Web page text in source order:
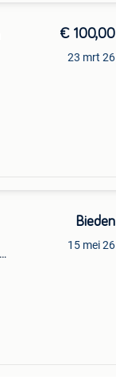
€ 100,00
23 mrt 26
Bieden
15 mei 26